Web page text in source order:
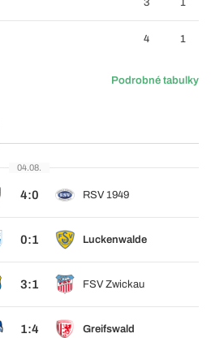
3 1
4 1
Podrobné tabulky
04.08.
4:0 RSV 1949
0:1 Luckenwalde
3:1 FSV Zwickau
1:4 Greifswald